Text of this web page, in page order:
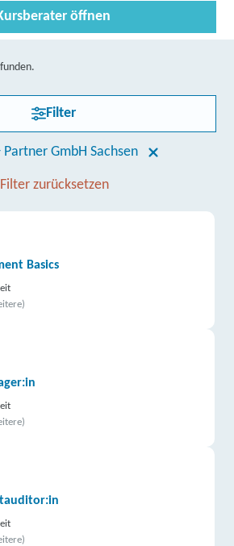
öffnen
Filter
GmbH Sachsen
zurücksetzen
Basics